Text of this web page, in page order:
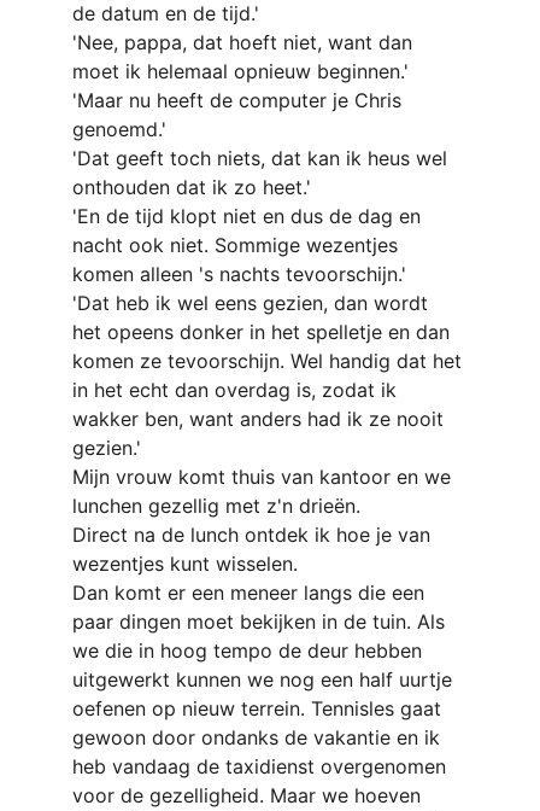
de datum en de tijd.'
'Nee, pappa, dat hoeft niet, want dan
moet ik helemaal opnieuw beginnen.'
'Maar nu heeft de computer je Chris
genoemd.'
'Dat geeft toch niets, dat kan ik heus wel
onthouden dat ik zo heet.'
'En de tijd klopt niet en dus de dag en
nacht ook niet. Sommige wezentjes
komen alleen 's nachts tevoorschijn.'
'Dat heb ik wel eens gezien, dan wordt
het opeens donker in het spelletje en dan
komen ze tevoorschijn. Wel handig dat het
in het echt dan overdag is, zodat ik
wakker ben, want anders had ik ze nooit
gezien.'
Mijn vrouw komt thuis van kantoor en we
lunchen gezellig met z'n drieën.
Direct na de lunch ontdek ik hoe je van
wezentjes kunt wisselen.
Dan komt er een meneer langs die een
paar dingen moet bekijken in de tuin. Als
we die in hoog tempo de deur hebben
uitgewerkt kunnen we nog een half uurtje
oefenen op nieuw terrein. Tennisles gaat
gewoon door ondanks de vakantie en ik
heb vandaag de taxidienst overgenomen
voor de gezelligheid. Maar we hoeven